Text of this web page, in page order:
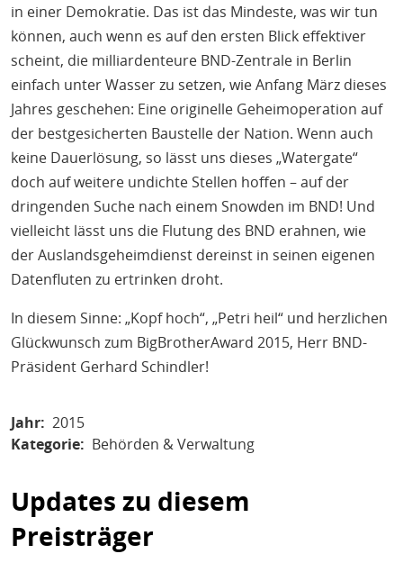
in einer Demokratie. Das ist das Mindeste, was wir tun
können, auch wenn es auf den ersten Blick effektiver
scheint, die milliardenteure BND-Zentrale in Berlin
einfach unter Wasser zu setzen, wie Anfang März dieses
Jahres geschehen: Eine originelle Geheimoperation auf
der bestgesicherten Baustelle der Nation. Wenn auch
keine Dauerlösung, so lässt uns dieses „Watergate“
doch auf weitere undichte Stellen hoffen – auf der
dringenden Suche nach einem Snowden im BND! Und
vielleicht lässt uns die Flutung des BND erahnen, wie
der Auslandsgeheimdienst dereinst in seinen eigenen
Datenfluten zu ertrinken droht.
In diesem Sinne: „Kopf hoch“, „Petri heil“ und herzlichen
Glückwunsch zum BigBrotherAward 2015, Herr BND-
Präsident Gerhard Schindler!
Jahr 2015
Kategorie
Behörden & Verwaltung
Updates zu diesem
Preisträger